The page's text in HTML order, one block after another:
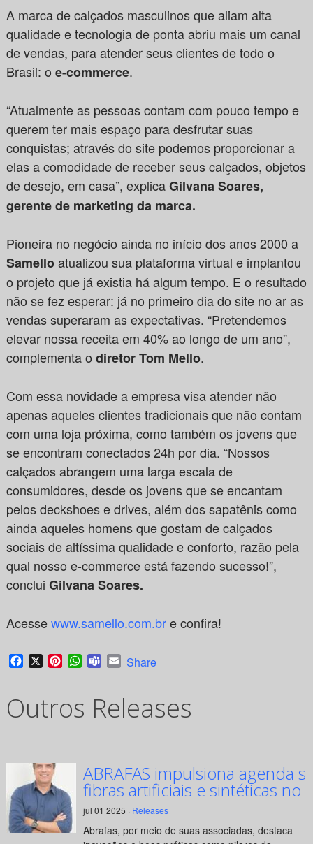
A marca de calçados masculinos que aliam alta
qualidade e tecnologia de ponta abriu mais um canal
de vendas, para atender seus clientes de todo o
Brasil: o e-commerce.
“Atualmente as pessoas contam com pouco tempo e
querem ter mais espaço para desfrutar suas
conquistas; através do site podemos proporcionar a
elas a comodidade de receber seus calçados, objetos
de desejo, em casa”, explicaGilvana Soares,
gerente de marketing da marca.
Pioneira no negócio ainda no início dos anos 2000 a
Samelloatualizou sua plataforma virtual e implantou
o projeto que já existia há algum tempo. E o resultado
não se fez esperar: já no primeiro dia do site no ar as
vendas superaram as expectativas. “Pretendemos
elevar nossa receita em 40% ao longo de um ano”,
complementa o diretor Tom Mello.
Com essa novidade a empresa visa atender não
apenas aqueles clientes tradicionais que não contam
com uma loja próxima, como também os jovens que
se encontram conectados 24h por dia. “Nossos
calçados abrangem uma larga escala de
consumidores, desde os jovens que se encantam
pelos deckshoes e drives, além dos sapatênis como
ainda aqueles homens que gostam de calçados
sociais de altíssima qualidade e conforto, razão pela
qual nosso e-commerce está fazendo sucesso!”,
conclui Gilvana Soares.
Acessewww.samello.com.bre confira!
Facebook
X PinterestWhatsApp
TeamsEmail
Share
Outros Releases
ABRAFAS impulsiona agenda
fibras artificiais e sintéticas no
jul 01 2025 · Releases
Abrafas, por meio de suas associadas, destaca